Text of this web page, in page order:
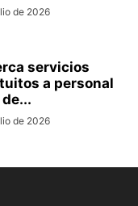
de 2026
servicios
a personal
de 2026